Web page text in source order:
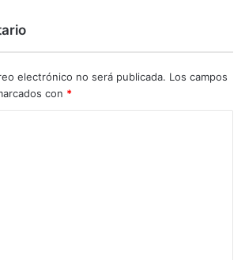
electrónico no será publicada. Los campos
con *